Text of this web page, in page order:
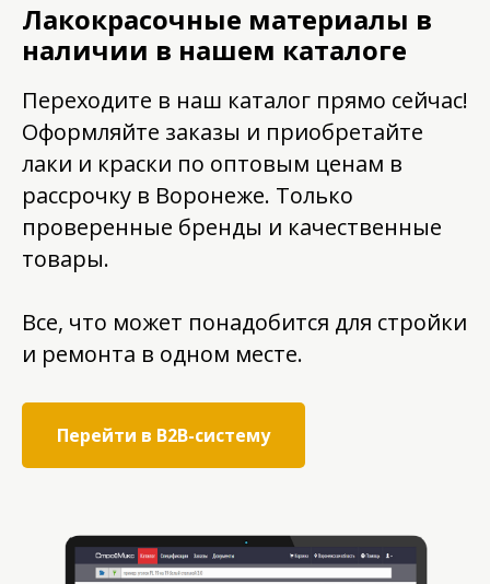
Лакокрасочные материалы в
наличии в нашем каталоге
Переходите в наш каталог прямо сейчас!
Оформляйте заказы и приобретайте
лаки и краски по оптовым ценам в
рассрочку в Воронеже. Только
проверенные бренды и качественные
товары.
Все, что может понадобится для стройки
и ремонта в одном месте.
Перейти в B2B-систему